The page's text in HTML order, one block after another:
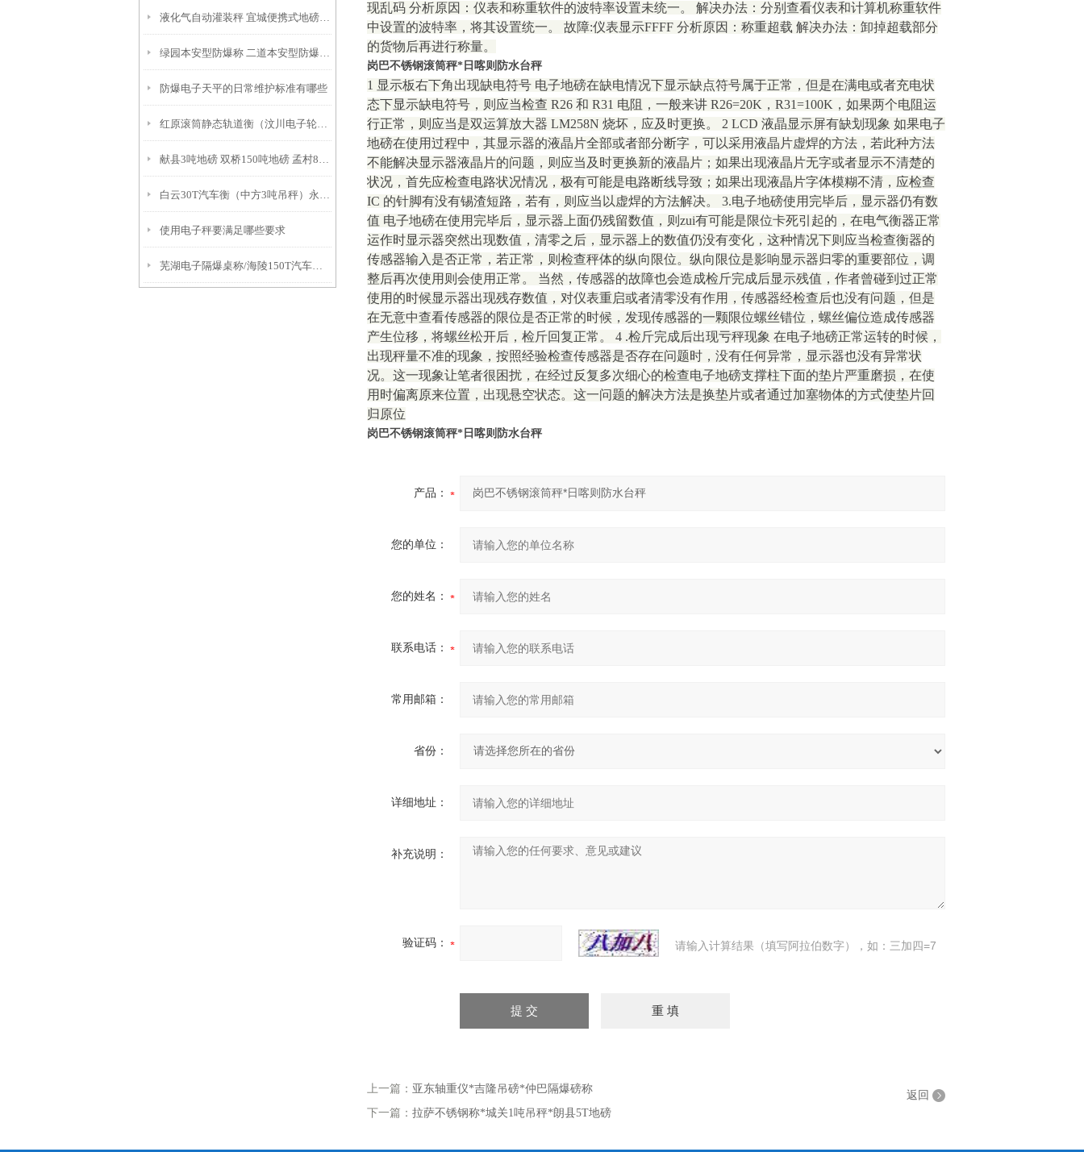
液化气自动灌装秤 宜城便携式地磅 洪湖120T吊秤的操作维修
绿园本安型防爆称 二道本安型防爆电子秤 沂南汽车磅
防爆电子天平的日常维护标准有哪些
红原滚筒静态轨道衡（汶川电子轮椅秤）大安20吨汽车衡
献县3吨地磅 双桥150吨地磅 孟村8吨地磅
白云30T汽车衡（中方3吨吊秤）永顺100吨地磅）资阳钢瓶秤
使用电子秤要满足哪些要求
芜湖电子隔爆桌称/海陵150T汽车衡/淮安吊钩秤/新北汽车磅秤
现乱码 分析原因：仪表和称重软件的波特率设置未统一。 解决办法：分别查看仪表和计算机称重软件
中设置的波特率，将其设置统一。 故障:仪表显示FFFF 分析原因：称重超载 解决办法：卸掉超载部分
的货物后再进行称量。
岗巴不锈钢滚筒秤*日喀则防水台秤
1 显示板右下角出现缺电符号 电子地磅在缺电情况下显示缺点符号属于正常，但是在满电或者充电状
态下显示缺电符号，则应当检查 R26 和 R31 电阻，一般来讲 R26=20K，R31=100K，如果两个电阻运
行正常，则应当是双运算放大器 LM258N 烧坏，应及时更换。 2 LCD 液晶显示屏有缺划现象 如果电子
地磅在使用过程中，其显示器的液晶片全部或者部分断字，可以采用液晶片虚焊的方法，若此种方法
不能解决显示器液晶片的问题，则应当及时更换新的液晶片；如果出现液晶片无字或者显示不清楚的
状况，首先应检查电路状况情况，极有可能是电路断线导致；如果出现液晶片字体模糊不清，应检查
IC 的针脚有没有锡渣短路，若有，则应当以虚焊的方法解决。 3.电子地磅使用完毕后，显示器仍有数
值 电子地磅在使用完毕后，显示器上面仍残留数值，则zui有可能是限位卡死引起的，在电气衡器正常
运作时显示器突然出现数值，清零之后，显示器上的数值仍没有变化，这种情况下则应当检查衡器的
传感器输入是否正常，若正常，则检查秤体的纵向限位。纵向限位是影响显示器归零的重要部位，调
整后再次使用则会使用正常。 当然，传感器的故障也会造成检斤完成后显示残值，作者曾碰到过正常
使用的时候显示器出现残存数值，对仪表重启或者清零没有作用，传感器经检查后也没有问题，但是
在无意中查看传感器的限位是否正常的时候，发现传感器的一颗限位螺丝错位，螺丝偏位造成传感器
产生位移，将螺丝松开后，检斤回复正常。 4 .检斤完成后出现亏秤现象 在电子地磅正常运转的时候，
出现秤量不准的现象，按照经验检查传感器是否存在问题时，没有任何异常，显示器也没有异常状
况。这一现象让笔者很困扰，在经过反复多次细心的检查电子地磅支撑柱下面的垫片严重磨损，在使
用时偏离原来位置，出现悬空状态。这一问题的解决方法是换垫片或者通过加塞物体的方式使垫片回
归原位
岗巴不锈钢滚筒秤*日喀则防水台秤
产品：
您的单位：
您的姓名：
联系电话：
常用邮箱：
省份：
详细地址：
补充说明：
验证码： 请输入计算结果（填写阿拉伯数字），如：三加四=7
上一篇： 亚东轴重仪*吉隆吊磅*仲巴隔爆磅称
下一篇： 拉萨不锈钢称*城关1吨吊秤*朗县5T地磅
返回